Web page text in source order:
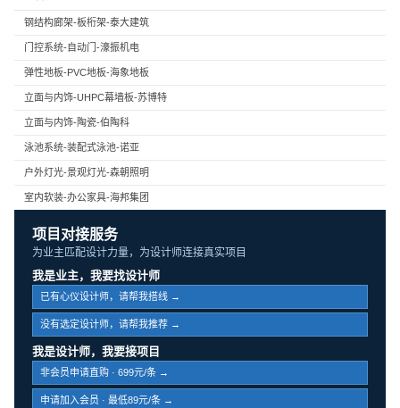
钢结构廊架-板桁架-泰大建筑
门控系统-自动门-濠振机电
弹性地板-PVC地板-海象地板
立面与内饰-UHPC幕墙板-苏博特
立面与内饰-陶瓷-伯陶科
泳池系统-装配式泳池-诺亚
户外灯光-景观灯光-森朝照明
室内软装-办公家具-海邦集团
项目对接服务
为业主匹配设计力量，为设计师连接真实项目
我是业主，我要找设计师
已有心仪设计师，请帮我搭线 →
没有选定设计师，请帮我推荐 →
我是设计师，我要接项目
非会员申请直购 · 699元/条 →
申请加入会员 · 最低89元/条 →